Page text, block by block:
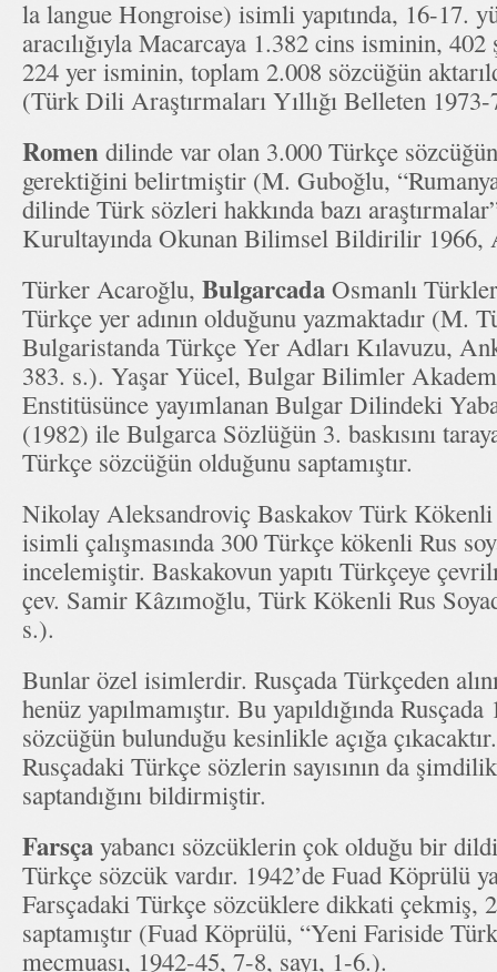
la langue Hongroise) isimli yapıtında, 16-17.
aracılığıyla Macarcaya 1.382 cins isminin, 402
224 yer isminin, toplam 2.008 sözcüğün
(Türk Dili Araştırmaları Yıllığı Belleten
Romen dilinde var olan 3.000 Türkçe
gerektiğini belirtmiştir (M. Guboğlu,
dilinde Türk sözleri hakkında bazı
Kurultayında Okunan Bilimsel Bildirilir 1966,
Türker Acaroğlu, Bulgarcada Osmanlı
Türkçe yer adının olduğunu yazmaktadır (M.
Bulgaristanda Türkçe Yer Adları Kılavuzu,
383. s.). Yaşar Yücel, Bulgar Bilimler
Enstitüsünce yayımlanan Bulgar Dilindeki
(1982) ile Bulgarca Sözlüğün 3. baskısını
Türkçe sözcüğün olduğunu saptamıştır.
Nikolay Aleksandroviç Baskakov Türk
isimli çalışmasında 300 Türkçe kökenli Rus
incelemiştir. Baskakovun yapıtı Türkçeye
çev. Samir Kâzımoğlu, Türk Kökenli Rus
s.).
Bunlar özel isimlerdir. Rusçada Türkçeden
henüz yapılmamıştır. Bu yapıldığında
sözcüğün bulunduğu kesinlikle açığa
Rusçadaki Türkçe sözlerin sayısının da
saptandığını bildirmiştir.
Farsça yabancı sözcüklerin çok olduğu bir
Türkçe sözcük vardır. 1942’de Fuad Köprülü
Farsçadaki Türkçe sözcüklere dikkati çekmiş,
saptamıştır (Fuad Köprülü, “Yeni Fariside
mecmuası, 1942-45, 7-8, sayı, 1-6.).